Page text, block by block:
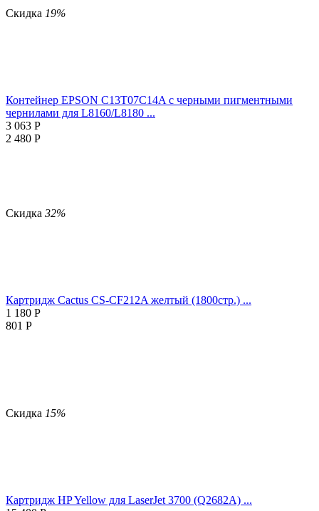
Скидка 19%
Контейнер EPSON C13T07C14A с черными пигментными
чернилами для L8160/L8180 ...
3 063 Р
2 480 Р
Скидка 32%
Картридж Cactus CS-CF212A желтый (1800стр.) ...
1 180 Р
801 Р
Скидка 15%
Картридж HP Yellow для LaserJet 3700 (Q2682A) ...